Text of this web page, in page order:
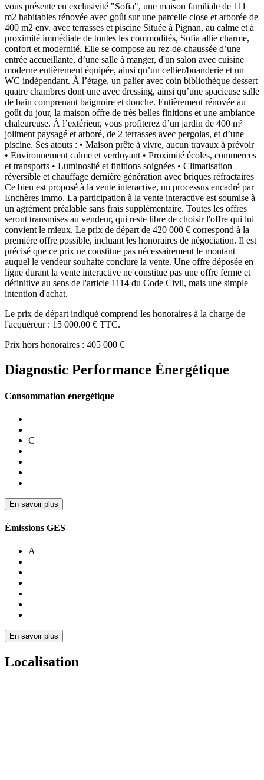
vous présente en exclusivité "Sofia", une maison familiale de 111
m2 habitables rénovée avec goût sur une parcelle close et arborée de
400 m2 env. avec terrasses et piscine Située à Pignan, au calme et à
proximité immédiate de toutes les commodités, Sofia allie charme,
confort et modernité. Elle se compose au rez-de-chaussée d’une
entrée accueillante, d’une salle à manger, d'un salon avec cuisine
moderne entièrement équipée, ainsi qu’un cellier/buanderie et un
WC indépendant. À l’étage, un palier avec coin bibliothèque dessert
quatre chambres dont une avec dressing, ainsi qu’une spacieuse salle
de bain comprenant baignoire et douche. Entièrement rénovée au
goût du jour, la maison offre de très belles finitions et une ambiance
chaleureuse. À l’extérieur, vous profiterez d’un jardin de 400 m²
joliment paysagé et arboré, de 2 terrasses avec pergolas, et d’une
piscine. Ses atouts : • Maison prête à vivre, aucun travaux à prévoir
• Environnement calme et verdoyant • Proximité écoles, commerces
et transports • Luminosité et finitions soignées • Climatisation
réversible et chauffage dernière génération avec briques réfractaires
Ce bien est proposé à la vente interactive, un processus encadré par
Enchères immo. La participation à la vente interactive est soumise à
un agrément préalable sans frais supplémentaire. Toutes les offres
seront transmises au vendeur, qui reste libre de choisir l'offre qui lui
convient le mieux. Le prix de départ de 420 000 € correspond à la
première offre possible, incluant les honoraires de négociation. Il est
précisé que ce prix ne constitue pas nécessairement le montant
auquel le vendeur souhaite conclure la vente. Une offre déposée en
ligne durant la vente interactive ne constitue pas une offre ferme et
définitive au sens de l'article 1114 du Code Civil, mais une simple
intention d'achat.
Le prix de départ indiqué comprend les honoraires à la charge de
l'acquéreur : 15 000.00 € TTC.
Prix hors honoraires : 405 000 €
Diagnostic Performance Énergétique
Consommation énergétique
C
En savoir plus
Émissions GES
A
En savoir plus
Localisation